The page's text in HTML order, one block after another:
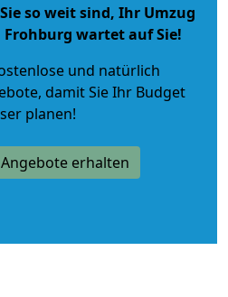
so weit sind, Ihr Umzug
wartet auf Sie!
und natürlich
, damit Sie Ihr Budget
planen!
erhalten